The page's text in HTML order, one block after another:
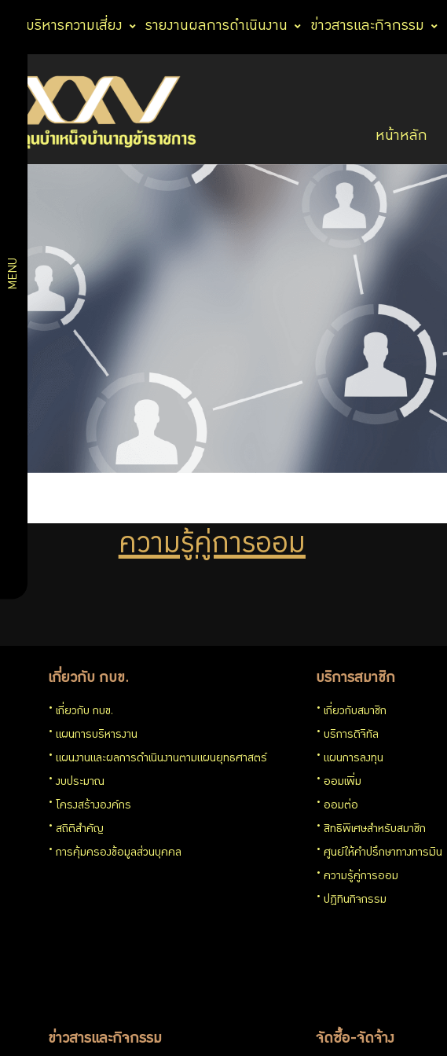
การบริหารความเสี่ยง รายงานผลการดำเนินงาน ข่าวสารและกิจกรรม
หน้าหลัก
MENU
สมาชิก
แผนการ
ลงทุน
ออม
เพิ่ม
สำหรับ
ศูนย์ให้
คู่การ
ออม
การ
บริหาร
วางแผน
เกษียณ
การ
ความรู้คู่การออม
เกี่ยวกับ กบข.
เกี่ยวกับ กบข.
แผนการบริหารงาน
แผนงานและผลการดำเนินงานตามแผนยุทธศาสตร์
งบประมาณ
โครงสร้างองค์กร
สถิติสำคัญ
การคุ้มครองข้อมูลส่วนบุคคล
บริการสมาชิก
เกี่ยวกับสมาชิก
บริการดิจิทัล
แผนการลงทุน
ออมเพิ่ม
ออมต่อ
สิทธิพิเศษสำหรับสมาชิก
ศูนย์ให้คำปรึกษาทางการเงิน
ความรู้คู่การออม
ปฏิทินกิจกรรม
ข่าวสารและกิจกรรม จัดซื้อ-จัดจ้าง